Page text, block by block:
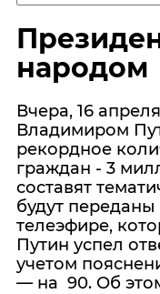
народом
Вчера, 16
Владимиром
рекордное
граждан - 3
составят
будут
телеэфире,
Путин успел
учетом
— на 90. Об